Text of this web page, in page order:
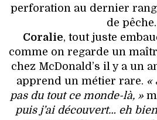
perforation au dernier
de pêche.
Coralie, tout juste
comme on regarde un
chez McDonald’s il y a un
apprend un métier rare. «
pas du tout ce monde-là, »
puis j’ai découvert… eh